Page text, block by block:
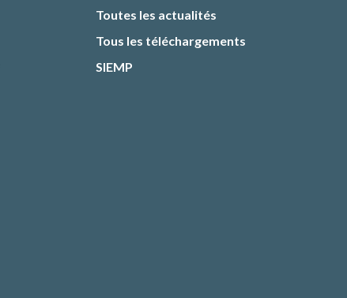
Toutes les actualités
Tous les téléchargements
SIEMP